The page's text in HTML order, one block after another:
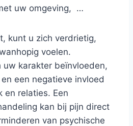
uw omgeving, …
kunt u zich verdrietig,
voelen.
uw karakter beïnvloeden,
een negatieve invloed
en relaties. Een
kan bij pijn direct
van psychische